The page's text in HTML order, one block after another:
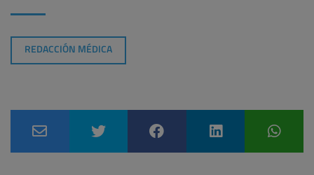
REDACCIÓN MÉDICA